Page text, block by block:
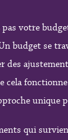
pas votre
budget se
des
cela
unique
qui